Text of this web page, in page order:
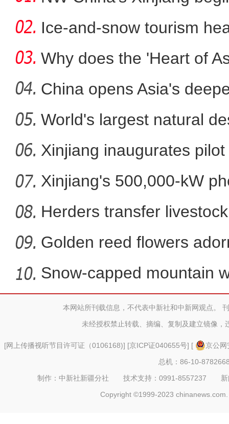
【新疆故事】“90后”冬不
Ice-and-snow tourism
Why does the 'Heart of
China opens Asia's
World's largest natural
Xinjiang inaugurates
Xinjiang's 500,000-kW
pro
Herders transfer
Golden reed flowers
Snow-capped mountain
本网站所刊载信息，不代表中新社和中新网观点。
未经授权禁止转载、摘编、复制及建立镜像，
[网上传播视听节目许可证（0106168)] [京ICP证040655号] [
京公
总机：86-10-
制作：中新社新疆分社 技术支持：0991-8557237
Copyright ©1999-2023